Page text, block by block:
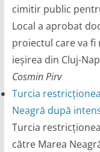
cimitir public
Local a aprobat
proiectul care va fi
ieșirea din Cluj-
Cosmin Pirv
Turcia
Neagră după
Turcia
către Marea